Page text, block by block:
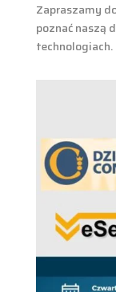
Zapraszamy
poznać naszą
technologiach.